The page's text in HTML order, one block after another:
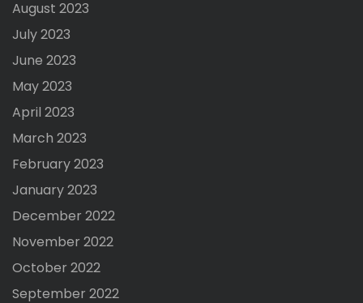
August 2023
July 2023
June 2023
May 2023
April 2023
March 2023
February 2023
January 2023
December 2022
November 2022
October 2022
September 2022